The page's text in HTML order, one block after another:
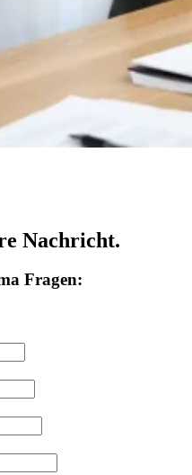
Nachricht.
Fragen: